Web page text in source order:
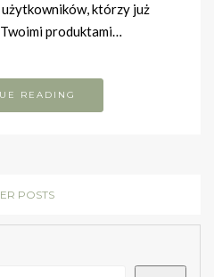
którzy już
produktami…
READING
POSTS